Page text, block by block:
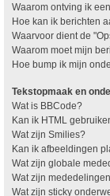
Waarom ontving ik
Hoe kan ik berichten
Waarvoor dient de
Waarom moet mijn
Hoe bump ik mijn
Tekstopmaak en
Wat is BBCode?
Kan ik HTML
Wat zijn Smilies?
Kan ik afbeeldingen
Wat zijn globale
Wat zijn
Wat zijn sticky